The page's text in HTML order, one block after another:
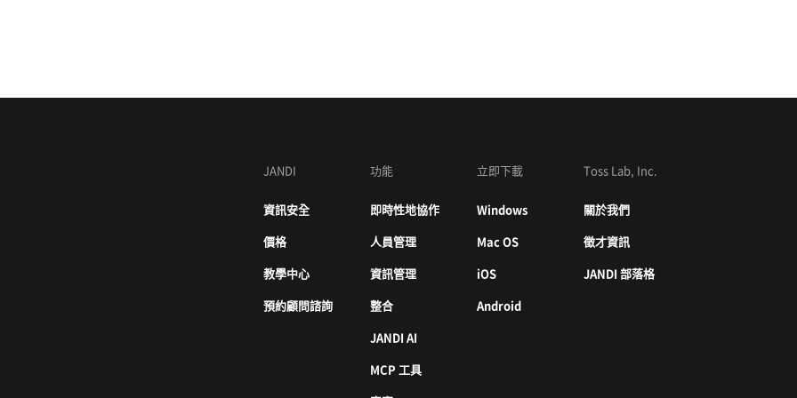
JANDI
資訊安全
價格
教學中心
預約顧問諮詢
功能
即時性地協作
人員管理
資訊管理
整合
JANDI AI
MCP 工具
立即下載
Windows
Mac OS
iOS
Android
Toss Lab, Inc.
關於我們
徵才資訊
JANDI 部落格